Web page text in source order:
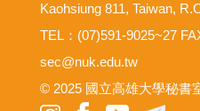
Kaohsiung 811, Taiwan,
TEL：(07)591-9025~27
sec@nuk.edu.tw
© 2025 國立高雄大學秘書